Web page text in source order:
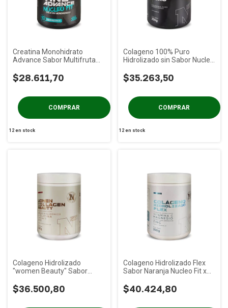
Creatina Monohidrato
Advance Sabor Multifruta
$28.611,70
12en stock
Colageno 100% Puro
Hidrolizado sin Sabor Nucleo
$35.263,50
12 en stock
Colageno Hidrolizado
"women Beauty" Sabor
gs
$36.500,80
Colageno Hidrolizado Flex
Sabor Naranja Nucleo Fit x
$40.424,80